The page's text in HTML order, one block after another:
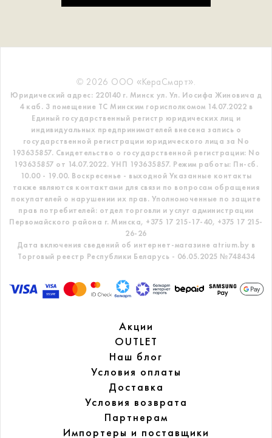
© 2026 ООО «КераСмарт».
Юридический адрес: 220140 г. Минск ул. Ул. Иосифа Жиновича д
4 каб. 3 помещение ТС Минским горисполкомом 14.07.2022 в
Единый государственный регистр юридических лиц и
индивидуальных предпринимателей внесена запись о
государственной регистрации юридического лица за No
193635857. Свидетельство о государственной регистрации: No
193635857 от 14.07.2022. УНП 193635857. Режим работы: Пн-сб.
10.00 - 19.00. Воскресенье - выходной Указанные контакты
также являются контактами для связи по вопросам обращения
покупателей о нарушении их прав. Уполномоченные по защите
прав потребителей: отдел торговли и услуг администрации
Первомайского района г. Минска, +375 17 215-17-40, +375 17 215-
26-26
Дата включения сведений об интернет-магазине atrium.by в
Торговый реестр Республики Беларусь - 06.05.2025 №748434
Акции
OUTLET
Наш блог
Условия оплаты
Доставка
Условия возврата
Партнерам
Импортеры и поставщики